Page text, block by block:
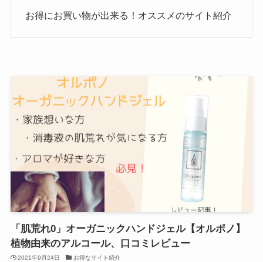
お得にお買い物が出来る！オススメのサイト紹介
「肌荒れ0」オーガニックハンドジェル【オルポノ】
植物由来のアルコール、口コミレビュー
2021年9月24日 お得なサイト紹介